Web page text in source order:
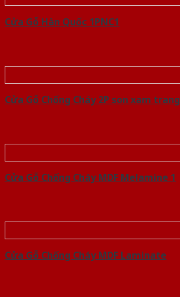
Cửa Gỗ Hàn Quốc 1PNC1
Cửa Gỗ Chống Cháy 2P son xam trang
Cửa Gỗ Chống Cháy MDF Melamine 1
Cửa Gỗ Chống Cháy MDF Laminate